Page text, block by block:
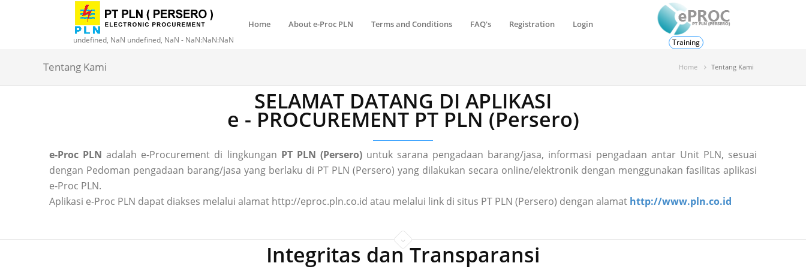
undefined, NaN undefined, NaN - NaN:NaN:NaN Training
Home About e-Proc PLN Terms and Conditions FAQ's Registration Login
Tentang Kami Home Tentang Kami
SELAMAT DATANG DI APLIKASI
e - PROCUREMENT PT PLN (Persero)
e-Proc PLN adalah e-Procurement di lingkungan PT PLN (Persero)untuk sarana pengadaan barang/jasa, informasi pengadaan antar Unit PLN, sesuai
dengan Pedoman pengadaan barang/jasa yang berlaku di PT PLN (Persero) yang dilakukan secara online/elektronik dengan menggunakan fasilitas aplikasi
e-Proc PLN.
Aplikasi e-Proc PLN dapat diakses melalui alamat http://eproc.pln.co.id atau melalui link di situs PT PLN (Persero) dengan alamat http://www.pln.co.id
Integritas dan Transparansi